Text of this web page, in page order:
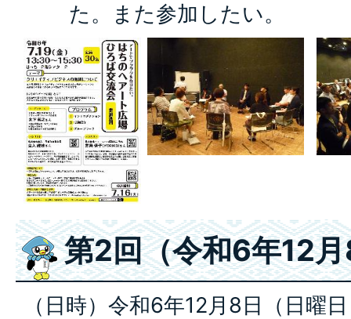
た。また参加したい。
第2回（令和6年12
（日時）令和6年12月8日（日曜